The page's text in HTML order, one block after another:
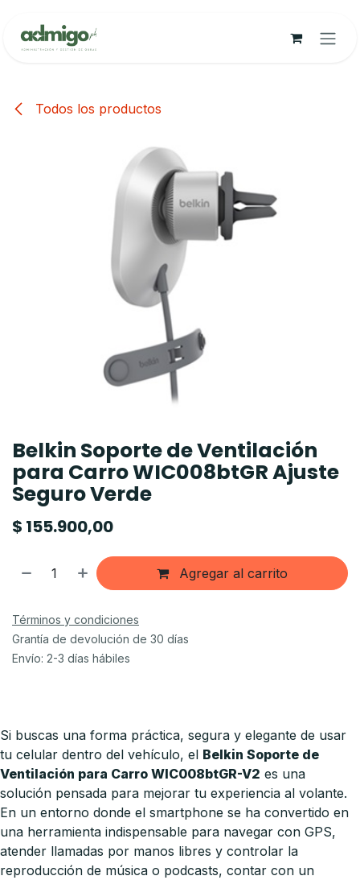
Todos los productos
Belkin Soporte de Ventilación
para Carro WIC008btGR Ajuste
Seguro Verde
$ 155.900,00
Agregar al carrito
Términos y condiciones
Grantía de devolución de 30 días
Envío: 2-3 días hábiles
Si buscas una forma práctica, segura y elegante de usar
tu celular dentro del vehículo, el Belkin Soporte de
Ventilación para Carro WIC008btGR-V2 es una
solución pensada para mejorar tu experiencia al volante.
En un entorno donde el smartphone se ha convertido en
una herramienta indispensable para navegar con GPS,
atender llamadas por manos libres y controlar la
reproducción de música o podcasts, contar con un